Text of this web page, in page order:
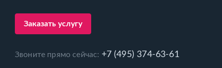
Заказать услугу
Звоните прямо сейчас: +7 (495) 374-63-61